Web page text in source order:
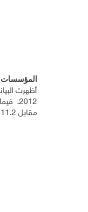
المؤسسات
مقابل 11.2% للعام 2012).